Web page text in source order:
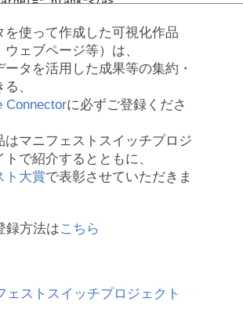
を使って作成した可視化作品
ウェブページ等）は、
ータを活用した成果等の集約・
、
Connectorに必ずご登録くださ
はマニフェストスイッチプロジ
トで紹介するとともに、
ト大賞で表彰させていただきま
方法はこちら